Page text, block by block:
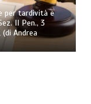
per tardività e
II Pen., 3
Andrea